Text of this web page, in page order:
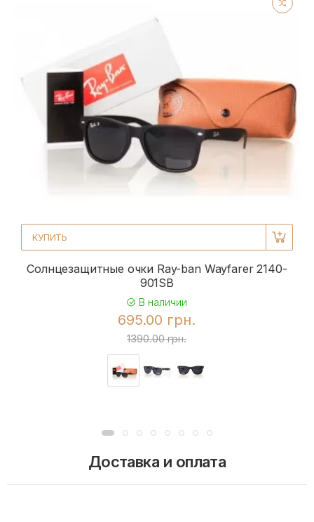
КУПИТЬ
Солнцезащитные очки Ray-ban Wayfarer 2140-
901SB
В наличии
695.00 грн.
1390.00 грн.
Доставка и оплата